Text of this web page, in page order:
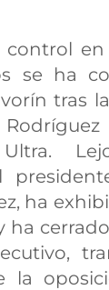
control
se ha
tras
ha
ha
la